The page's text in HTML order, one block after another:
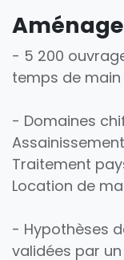
- 5 200
temps de
- Domaines
Traitement
Location de
- Hypothèses
validées par